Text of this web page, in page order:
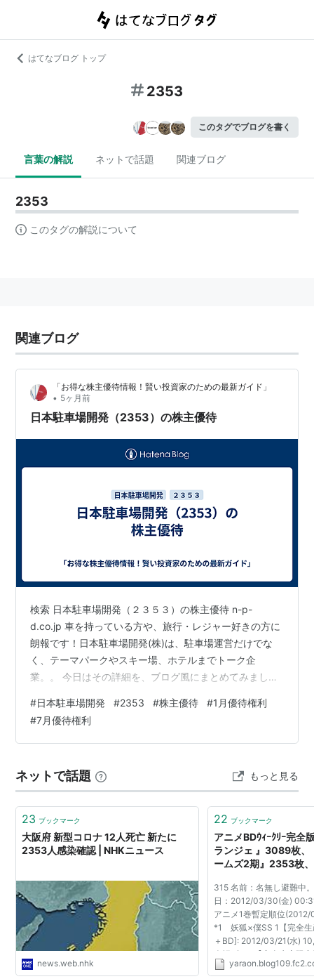
はてなブログ トップ
2353
このタグでブログを書く
言葉の解説 ネットで話題 関連ブログ
2353
このタグの解説について
関連ブログ
「お得な株主優待情報！賢い投資家のための最新ガイド」
• 5ヶ月前
日本駐車場開発（2353）の株主優待
検索 日本駐車場開発（２３５３）の株主優待 n-p-
d.co.jp 車を持っている方や、旅行・レジャー好きの方に
朗報です！日本駐車場開発(株)は、駐車場運営だけでな
く、テーマパークやスキー場、ホテルまでトーク企
業。。 今日はその詳細を、ブログ風にまとめてみまし
思わず「欲しい！」となること間違いなしです💖 基本情
報 銘柄：日本駐車場開発(株) 権利確定日：7月末日・1月
末日 単元株数：100株 特典の種類：娯楽・芸術、スポー
主優待のコンテンツ 日本駐車場開発の株主優待は、駐車
場割引から遊園…
#日本駐車場開発 #2353 #株主優待 #1月優待権利
#7月優待権利
ネットで話題 もっと見る
23 ブックマーク
大阪府 新型コロナ 12人死亡 新たに
2353人感染確認 | NHKニュース
news.web.nhk
22 ブックマーク
アニメBDｳｨｰｸﾘｰ完
ランジェ 』3089枚、
ームズ2期』2353枚
315 名前：名無し避難中
日：2012/03/30(金)
アニメ1巻暫定順位
*1 妖狐×僕SS 1【完全生
＋BD]: 2012/03/21(水)
人帳 肆 1【完全生産限
2012/02/22(水) *9,121